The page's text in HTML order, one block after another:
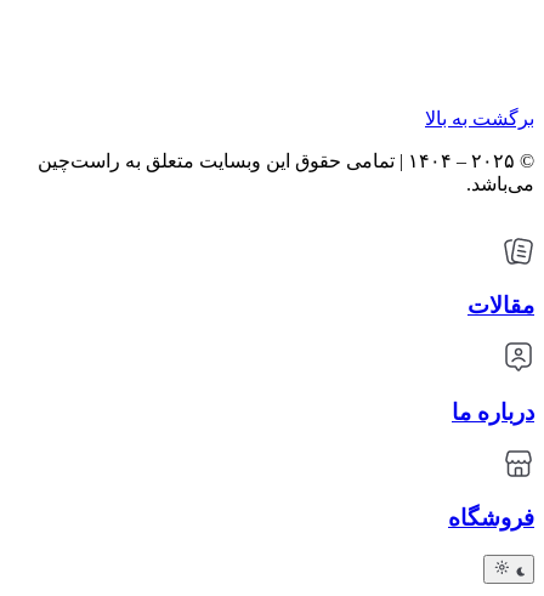
برگشت به بالا
© ۲۰۲۵ – ۱۴۰۴ | تمامی حقوق این وبسایت متعلق به راست‌چین
می‌باشد.
مقالات
درباره ما
فروشگاه